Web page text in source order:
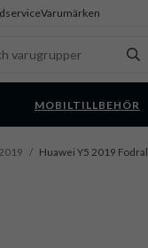
Varumärken
MOBILTILLBEHÖR
/ Huawei Y5 2019 Fodral